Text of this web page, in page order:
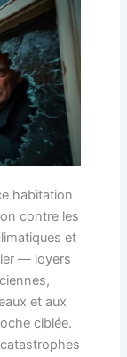
habitation
contre les
et
— loyers
et aux
ciblée.